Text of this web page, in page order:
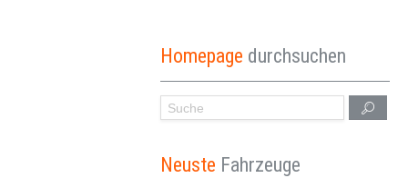
Homepage durchsuchen
Neuste Fahrzeuge